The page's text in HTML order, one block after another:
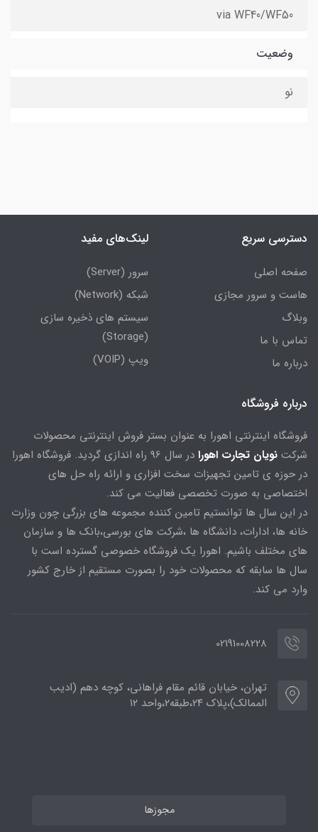
via WF40/WF50
وضعیت
نو
دسترسی سریع
صفحه اصلی
هاست و سرور مجازی
وبلاگ
تماس با ما
درباره ما
لینک‌های مفید
سرور (Server)
شبکه (Network)
سیستم های ذخیره سازی
(Storage)
ویپ (VOIP)
درباره فروشگاه
فروشگاه اینترنتی اهورا به عنوان بستر فروش اینترنتی محصولات
شرکت نویان تجارت اهورا
در سال 96 راه اندازی گردید. فروشگاه اهورا
در حوزه ی تامین تجهیزات سخت افزاری و ارائه راه حل های
اختصاصی به صورت تخصصی فعالیت می کند.
در این سال ها توانستیم تامین کننده مجموعه های بزرگی چون وزارت
خانه ها، ادارات، دانشگاه ها ،شرکت های بورسی،بانک ها و سازمان
های مختلف باشیم. اهورا یک فروشگاه خصوصی گسترده است با
سال ها سابقه که محصولات خود را بصورت مستقیم از خارج کشور
وارد می کند.
02191008228
تهران، خیابان قائم مقام فراهانی، کوچه دهم (ادیب
الممالک)،پلاک ۲۴،طبقه۲،واحد ۱۲
مجوزها